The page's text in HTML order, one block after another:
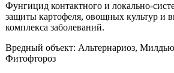
Фунгицид контактного и локально-
защиты картофеля, овощных культур и
комплекса заболеваний.
Вредный объект: Альтернариоз,
Фитофтороз